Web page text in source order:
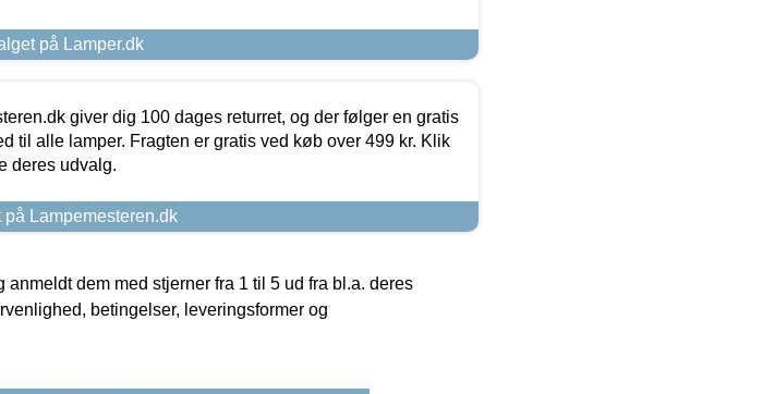
på Lamper.dk
giver dig 100 dages returret, og der følger en gratis
til alle lamper. Fragten er gratis ved køb over 499 kr. Klik
deres udvalg.
på Lampemesteren.dk
dem med stjerner fra 1 til 5 ud fra bl.a. deres
betingelser, leveringsformer og